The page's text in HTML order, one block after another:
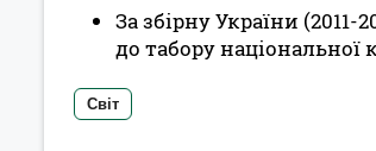
За збірну України
до табору
Світ